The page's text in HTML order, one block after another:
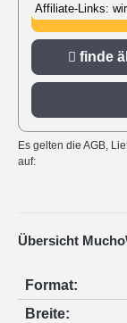
Affiliate-Links:
finde
Es gelten die AGB,
auf:
Übersicht
Format:
Breite: